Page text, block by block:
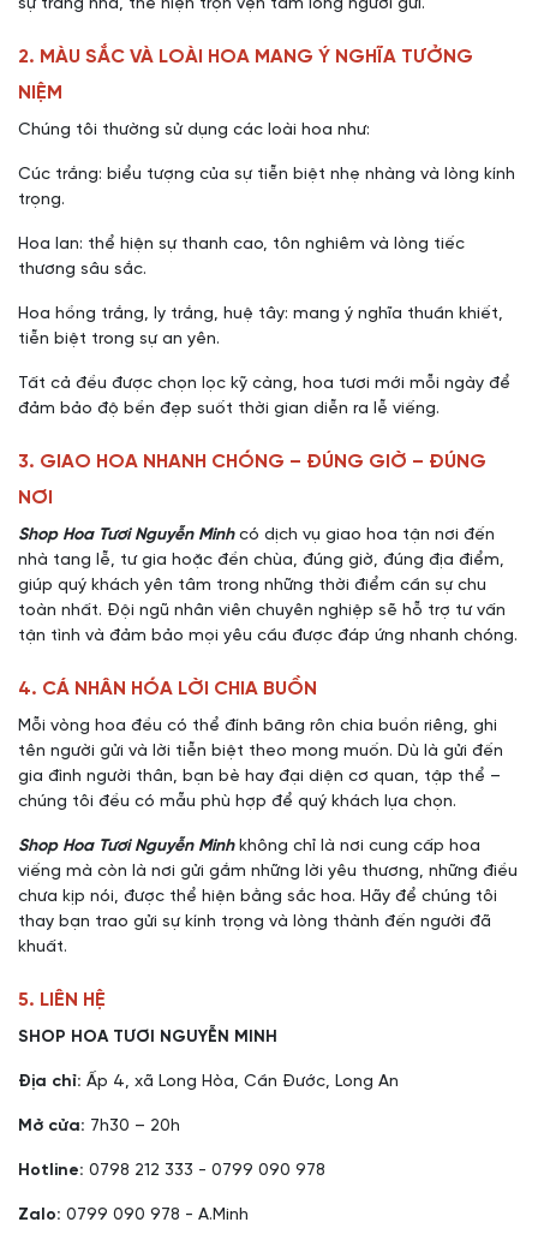
sự trang nhã, thể hiện trọn vẹn tấm lòng người gửi.
2. MÀU SẮC VÀ LOÀI HOA MANG Ý NGHĨA TƯỞNG
NIỆM
Chúng tôi thường sử dụng các loài hoa như:
Cúc trắng: biểu tượng của sự tiễn biệt nhẹ nhàng và lòng kính
trọng.
Hoa lan: thể hiện sự thanh cao, tôn nghiêm và lòng tiếc
thương sâu sắc.
Hoa hồng trắng, ly trắng, huệ tây: mang ý nghĩa thuần khiết,
tiễn biệt trong sự an yên.
Tất cả đều được chọn lọc kỹ càng, hoa tươi mới mỗi ngày để
đảm bảo độ bền đẹp suốt thời gian diễn ra lễ viếng.
3. GIAO HOA NHANH CHÓNG – ĐÚNG GIỜ – ĐÚNG
NƠI
Shop Hoa Tươi Nguyễn Minhcó dịch vụ giao hoa tận nơi đến
nhà tang lễ, tư gia hoặc đền chùa, đúng giờ, đúng địa điểm,
giúp quý khách yên tâm trong những thời điểm cần sự chu
toàn nhất. Đội ngũ nhân viên chuyên nghiệp sẽ hỗ trợ tư vấn
tận tình và đảm bảo mọi yêu cầu được đáp ứng nhanh chóng.
4. CÁ NHÂN HÓA LỜI CHIA BUỒN
Mỗi vòng hoa đều có thể đính băng rôn chia buồn riêng, ghi
tên người gửi và lời tiễn biệt theo mong muốn. Dù là gửi đến
gia đình người thân, bạn bè hay đại diện cơ quan, tập thể –
chúng tôi đều có mẫu phù hợp để quý khách lựa chọn.
Shop Hoa Tươi Nguyễn Minhkhông chỉ là nơi cung cấp hoa
viếng mà còn là nơi gửi gắm những lời yêu thương, những điều
chưa kịp nói, được thể hiện bằng sắc hoa. Hãy để chúng tôi
thay bạn trao gửi sự kính trọng và lòng thành đến người đã
khuất.
5. LIÊN HỆ
SHOP HOA TƯƠI NGUYỄN MINH
Địa chỉ: Ấp 4, xã Long Hòa, Cần Đước, Long An
Mở cửa: 7h30 – 20h
Hotline: 0798 212 333 - 0799 090 978
Zalo: 0799 090 978 - A.Minh